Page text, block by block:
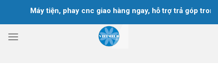
dung
Máy tiện, phay cnc giao hàng ngay, hỗ trợ trả góp trong 18